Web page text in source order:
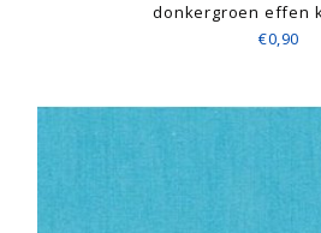
donkergroen effen
€0,90